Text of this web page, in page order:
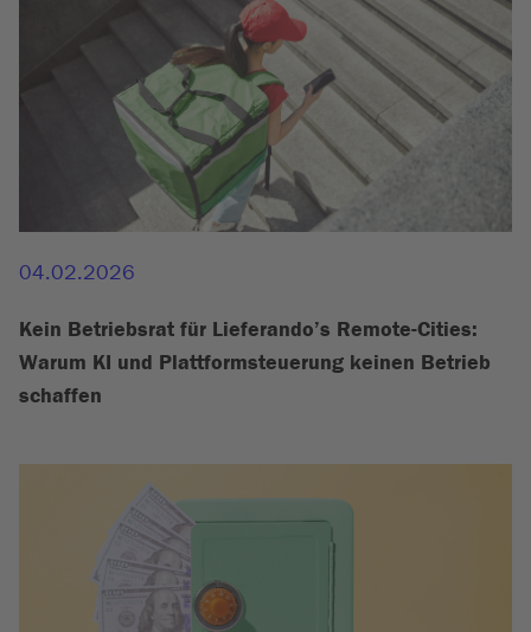
04.02.2026
Kein Betriebsrat für Lieferando’s Remote-Cities:
Warum KI und Plattformsteuerung keinen Betrieb
schaffen